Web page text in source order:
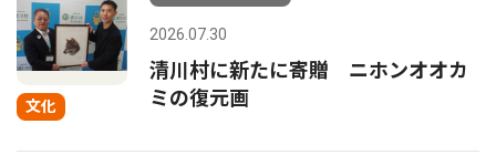
文化
2026.07.30
清川村に新たに寄贈 ニホンオオカ
ミの復元画